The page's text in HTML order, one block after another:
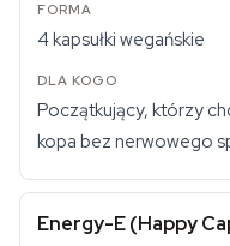
4 kapsułki wegańskie
Początkujący, którzy
kopa bez nerwowego
Energy-E (Happy